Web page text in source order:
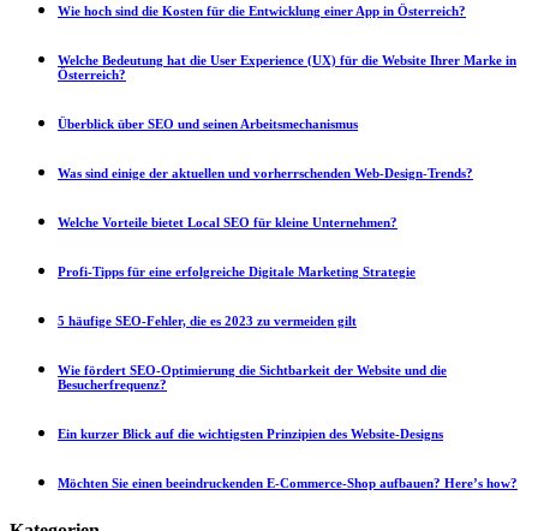
Wie hoch sind die Kosten für die Entwicklung einer App in Österreich?
Welche Bedeutung hat die User Experience (UX) für die Website Ihrer Marke in
Österreich?
Überblick über SEO und seinen Arbeitsmechanismus
Was sind einige der aktuellen und vorherrschenden Web-Design-Trends?
Welche Vorteile bietet Local SEO für kleine Unternehmen?
Profi-Tipps für eine erfolgreiche Digitale Marketing Strategie
5 häufige SEO-Fehler, die es 2023 zu vermeiden gilt
Wie fördert SEO-Optimierung die Sichtbarkeit der Website und die
Besucherfrequenz?
Ein kurzer Blick auf die wichtigsten Prinzipien des Website-Designs
Möchten Sie einen beeindruckenden E-Commerce-Shop aufbauen? Here’s how?